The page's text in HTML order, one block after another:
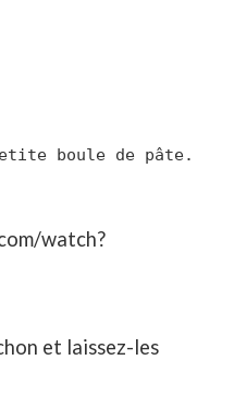
boule de pâte.
watch?
et laissez-les